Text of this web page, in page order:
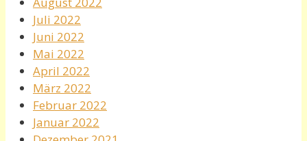
Juli 2022
Juni 2022
Mai 2022
April 2022
März 2022
Februar 2022
Januar 2022